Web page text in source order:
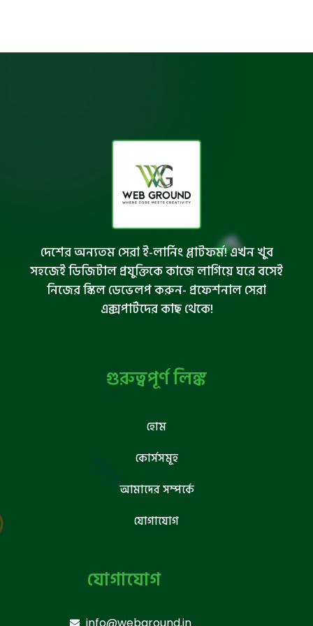
দেশের অন্যতম সেরা ই-লার্নিং প্লাটফর্ম! এখন খুব
সহজেই ডিজিটাল প্রযুক্তিকে কাজে লাগিয়ে ঘরে বসেই
নিজের স্কিল ডেভেলপ করুন- প্রফেশনাল সেরা
এক্সপার্টদের কাছ থেকে!
গুরুত্বপূর্ণ লিঙ্ক
হোম
কোর্সসমূহ
আমাদের সম্পর্কে
যোগাযোগ
যোগাযোগ